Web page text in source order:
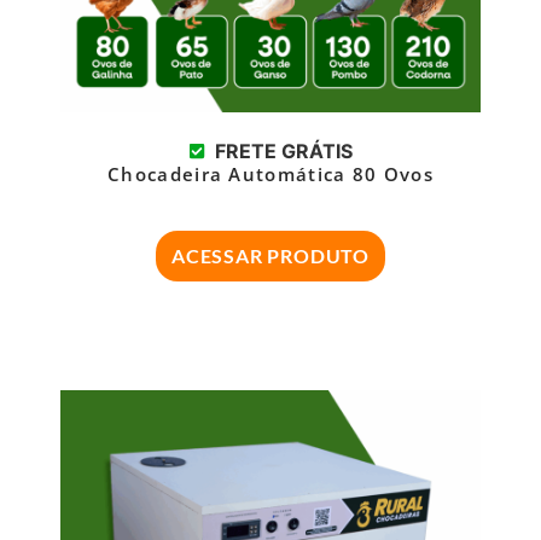
FRETE GRÁTIS
Chocadeira Automática 80 Ovos
ACESSAR PRODUTO